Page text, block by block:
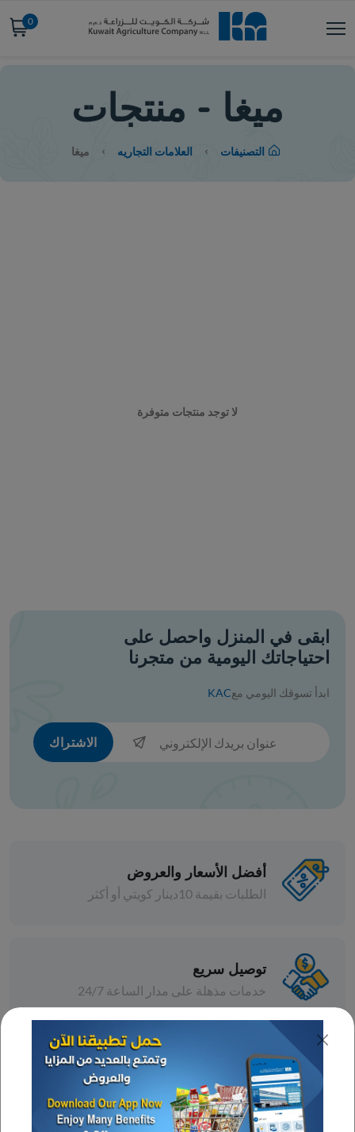
0
ميغا - منتجات
التصنيفات العلامات التجاريه ميغا
لا توجد منتجات متوفرة
ابقى في المنزل واحصل على
احتياجاتك اليومية من متجرنا
ابدأ تسوقك اليومي معKAC
الاشتراك
أفضل الأسعار والعروض
الطلبات بقيمة 10دينار كويتي أو أكثر
توصيل سريع
خدمات مذهلة على مدار الساعة 24/7
عروض رائعة
عروض مستمرة